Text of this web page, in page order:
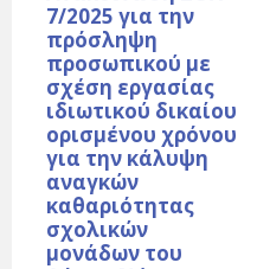
7/2025 για την
πρόσληψη
προσωπικού με
σχέση εργασίας
ιδιωτικού δικαίου
ορισμένου χρόνου
για την κάλυψη
αναγκών
καθαριότητας
σχολικών
μονάδων του